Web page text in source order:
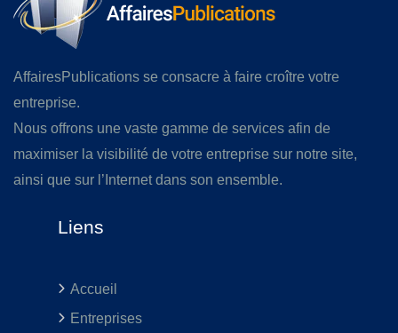
AffairesPublications se consacre à faire croître votre
entreprise.
Nous offrons une vaste gamme de services afin de
maximiser la visibilité de votre entreprise sur notre site,
ainsi que sur l’Internet dans son ensemble.
Liens
Accueil
Entreprises